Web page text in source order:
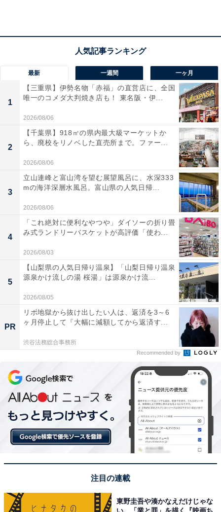
猫のペット可物件は、猫の習性に適した住環境を
猫の飼い主におすすめのペット可物件は、猫の爪研ぎ習性を考慮
猫を飼っていてペット可物件を探している人におすすめ
の住まいの条件の1位は「傷が付きにくい壁材が備わっ
最新 一週間 一ヶ月
1
【三重県】伊勢名物「赤福」の直営店に、全国
唯一のコメダ大判焼き店も！ 東名阪・伊...
2026/08/06
2
【千葉県】918㎡の県内最大級マーケットか
ら、廃校をリノベした直売所まで。ファー...
2026/08/06
3
立山連峰と富山湾を望む展望風呂に、水深333
mの海洋深層水風呂。富山県の人気日帰...
2026/08/06
4
「これ絶対に便利なやつや」ダイソーの折り畳
み式ランドリーバスケットが高評価「使わ...
2026/08/03
5
【山梨県の人気日帰り温泉】「山梨日帰り温泉
源泉かけ流しの湯 桜湯」は源泉かけ流...
2026/08/05
PR
リボ地獄から抜け出したい人は、返済を3～6
ヶ月停止して『大幅に減額してから返済す...
渋谷法務総合事務所
Recommended by
注目の連載
東野圭吾や湊かなえだけじゃな